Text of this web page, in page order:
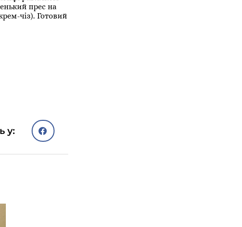
прес на
чіз). Готовий
у: